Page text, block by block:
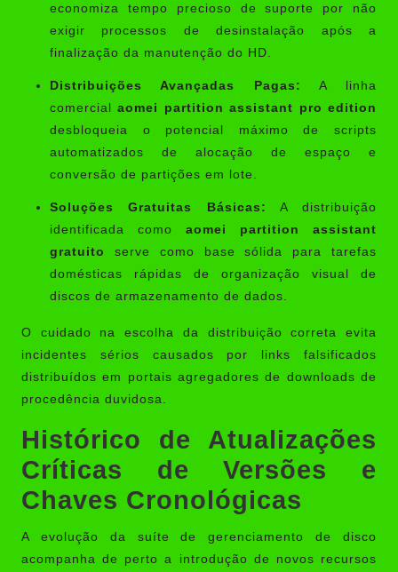
economiza tempo precioso de suporte por não
exigir processos de desinstalação após a
finalização da manutenção do HD.
Distribuições Avançadas Pagas: A linha
comercialaomei partition assistant pro edition
desbloqueia o potencial máximo de scripts
automatizados de alocação de espaço e
conversão de partições em lote.
Soluções Gratuitas Básicas: A distribuição
identificada como aomei partition assistant
gratuito
serve como base sólida para tarefas
domésticas rápidas de organização visual de
discos de armazenamento de dados.
O cuidado na escolha da distribuição correta evita
incidentes sérios causados por links falsificados
distribuídos em portais agregadores de downloads de
procedência duvidosa.
Histórico de Atualizações
Críticas de Versões e
Chaves Cronológicas
A evolução da suíte de gerenciamento de disco
acompanha de perto a introdução de novos recursos